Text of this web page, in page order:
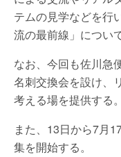
テムの見学などを行
流の最前線」につい
なお、今回も佐川急
名刺交換会を設け、
考える場を提供する。
また、13日から7月
集を開始する。